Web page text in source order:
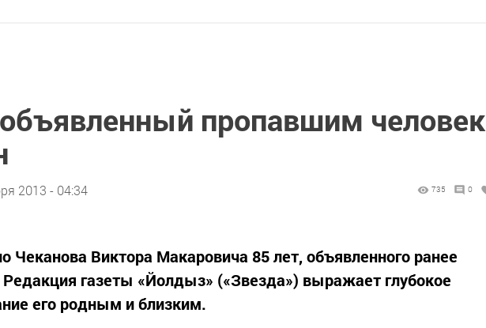
пропавшим человек
2013 - 04:34 735 0
Чеканова Виктора Макаровича 85 лет, объявленного ранее
газеты «Йолдыз» («Звезда») выражает глубокое
его родным и близким.